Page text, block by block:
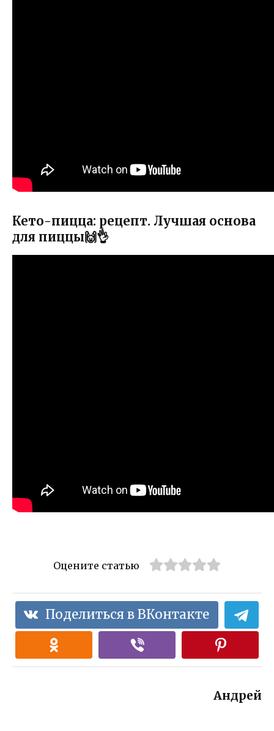
Кето-пицца: рецепт. Лучшая основа
для пиццы🙌👌
Оцените статью
Поделиться в ВКонтакте
Андрей